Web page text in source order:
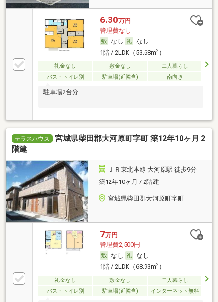
6.30万円
管理費なし
なし
なし
1階 / 2LDK（53.68m2）
礼金なし 敷金なし
二人暮らし
バス・トイレ別
駐車場(近隣含) 南向き
駐車場2台分
テラスハウス
宮城県柴田郡大河原町字町 築12年10ヶ月 2
階建
ＪＲ東北本線 大河原駅 徒歩9分
築12年10ヶ月 / 2階建
宮城県柴田郡大河原町字町
7万円
管理費2,500円
なし
なし
1階 / 2LDK（68.93m2）
礼金なし 敷金なし
二人暮らし
バス・トイレ別
駐車場(近隣含) インターネット無料